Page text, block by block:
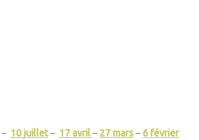
– 10 juillet– 17 avril– 27 mars–6 février